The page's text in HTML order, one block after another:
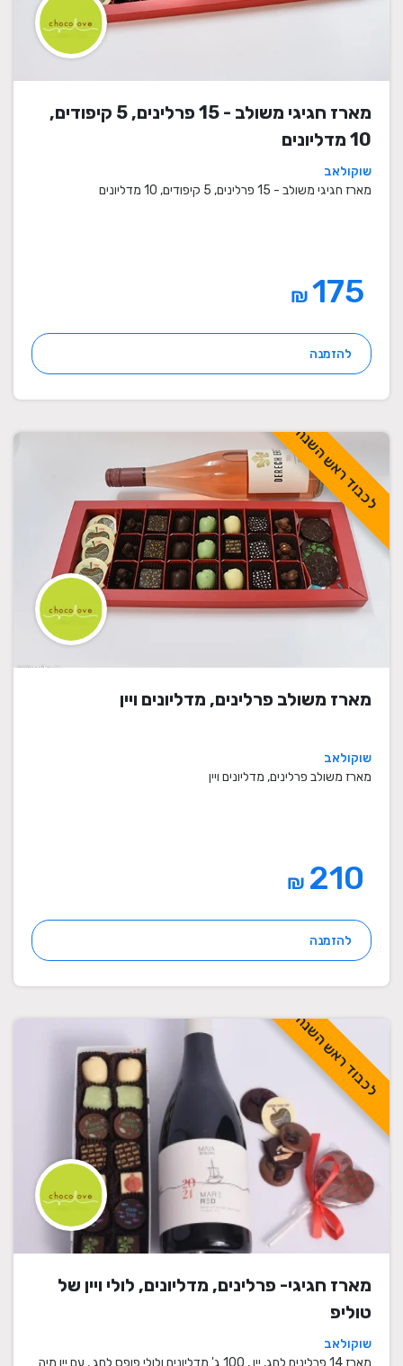
מארז חגיגי משולב - 15 פרלינים, 5 קיפודים,
10 מדליונים
שוקולאב
מארז חגיגי משולב - 15 פרלינים, 5 קיפודים, 10 מדליונים
₪
להזמנה
לכבוד ראש השנה
מארז משולב פרלינים, מדליונים ויין
שוקולאב
מארז משולב פרלינים, מדליונים ויין
₪
להזמנה
לכבוד ראש השנה
מארז חגיגי- פרלינים, מדליונים, לולי ויין של
טוליפ
שוקולאב
מארז 14 פרלינים לחג, יין , 100 ג' מדליונים ולולי פופס לחג , עם יין מיה